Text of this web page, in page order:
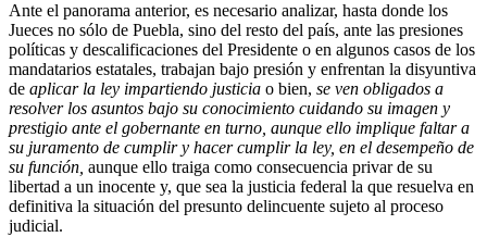
Ante el panorama anterior, es necesario analizar, hasta donde los
Jueces no sólo de Puebla, sino del resto del país, ante las presiones
políticas y descalificaciones del Presidente o en algunos casos de los
mandatarios estatales, trabajan bajo presión y enfrentan la disyuntiva
de aplicar la ley impartiendo justicia o bien, se ven obligados a
resolver los asuntos bajo su conocimiento cuidando su imagen y
prestigio ante el gobernante en turno, aunque ello implique faltar a
su juramento de cumplir y hacer cumplir la ley, en el desempeño de
su función, aunque ello traiga como consecuencia privar de su
libertad a un inocente y, que sea la justicia federal la que resuelva en
definitiva la situación del presunto delincuente sujeto al proceso
judicial.